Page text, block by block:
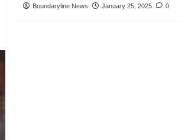
Boundaryline News January 25, 2025 0